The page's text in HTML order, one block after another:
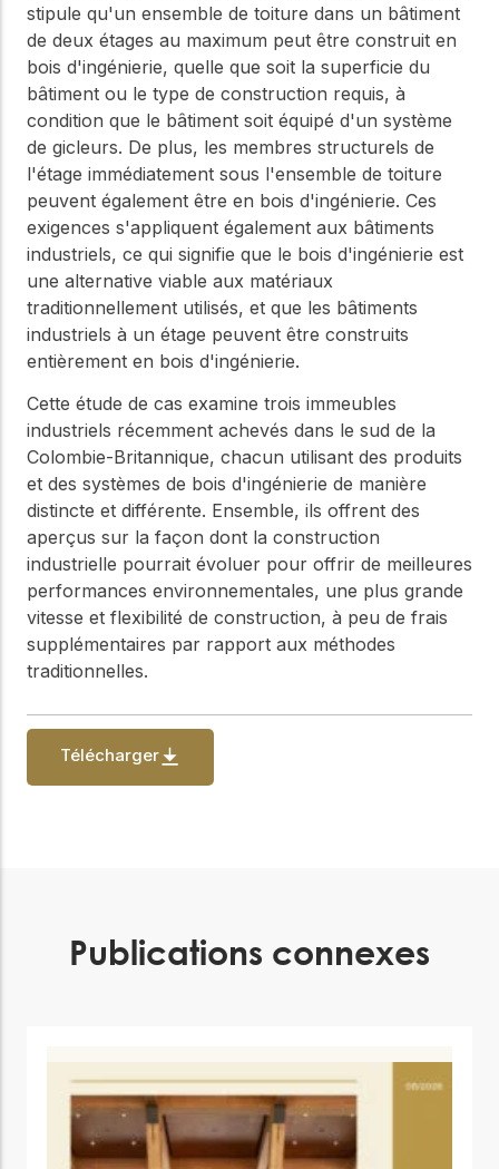
stipule qu'un ensemble de toiture dans un bâtiment
de deux étages au maximum peut être construit en
bois d'ingénierie, quelle que soit la superficie du
bâtiment ou le type de construction requis, à
condition que le bâtiment soit équipé d'un système
de gicleurs. De plus, les membres structurels de
l'étage immédiatement sous l'ensemble de toiture
peuvent également être en bois d'ingénierie. Ces
exigences s'appliquent également aux bâtiments
industriels, ce qui signifie que le bois d'ingénierie est
une alternative viable aux matériaux
traditionnellement utilisés, et que les bâtiments
industriels à un étage peuvent être construits
entièrement en bois d'ingénierie.
Cette étude de cas examine trois immeubles
industriels récemment achevés dans le sud de la
Colombie-Britannique, chacun utilisant des produits
et des systèmes de bois d'ingénierie de manière
distincte et différente. Ensemble, ils offrent des
aperçus sur la façon dont la construction
industrielle pourrait évoluer pour offrir de meilleures
performances environnementales, une plus grande
vitesse et flexibilité de construction, à peu de frais
supplémentaires par rapport aux méthodes
traditionnelles.
Télécharger
Publications connexes